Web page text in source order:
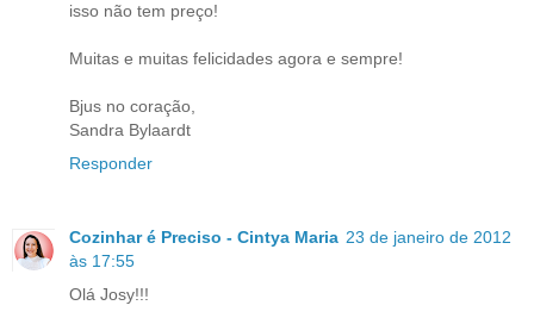
isso não tem preço!
Muitas e muitas felicidades agora e sempre!
Bjus no coração,
Sandra Bylaardt
Responder
Cozinhar é Preciso - Cintya Maria 23 de janeiro de 2012
às 17:55
Olá Josy!!!